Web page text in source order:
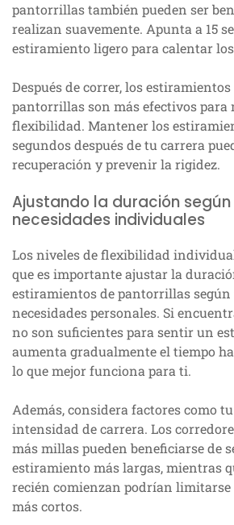
pantorrillas también pueden ser
realizan suavemente. Apunta a 15
estiramiento ligero para calentar
Después de correr, los
pantorrillas son más efectivos para
flexibilidad. Mantener los
segundos después de tu carrera
recuperación y prevenir la rigidez.
Ajustando la duración según
necesidades individuales
Los niveles de flexibilidad
que es importante ajustar la
estiramientos de pantorrillas
necesidades personales. Si
no son suficientes para sentir un
aumenta gradualmente el tiempo
lo que mejor funciona para ti.
Además, considera factores como
intensidad de carrera. Los
más millas pueden beneficiarse de
estiramiento más largas, mientras
recién comienzan podrían
más cortos.